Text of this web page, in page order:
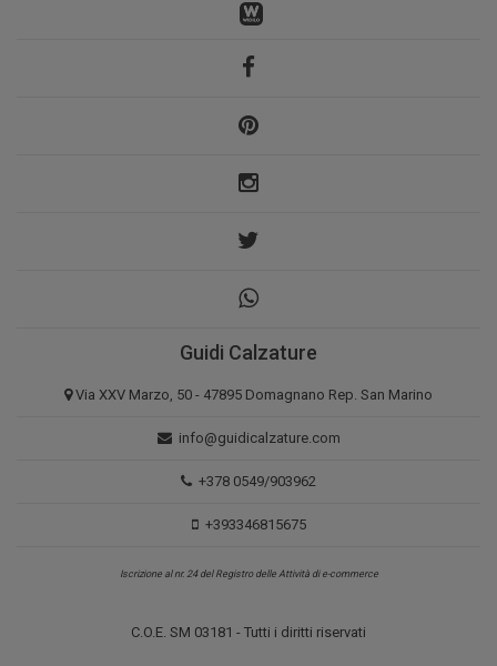
Guidi Calzature
Via XXV Marzo, 50 - 47895 Domagnano Rep. San Marino
info@guidicalzature.com
+378 0549/903962
+393346815675
Iscrizione al nr. 24 del Registro delle Attività di e-commerce
C.O.E. SM 03181 - Tutti i diritti riservati